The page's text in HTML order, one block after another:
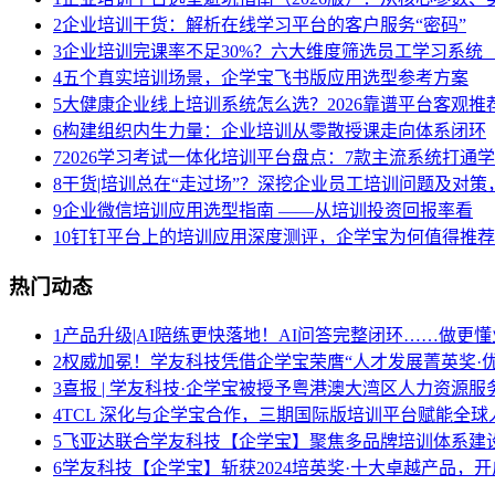
2企业培训干货：解析在线学习平台的客户服务“密码”
3企业培训完课率不足30%？六大维度筛选员工学习系统
4五个真实培训场景，企学宝飞书版应用选型参考方案
5大健康企业线上培训系统怎么选？2026靠谱平台客观推
6构建组织内生力量：企业培训从零散授课走向体系闭环
72026学习考试一体化培训平台盘点：7款主流系统打通
8干货|培训总在“走过场”？深挖企业员工培训问题及对
9企业微信培训应用选型指南 ——从培训投资回报率看
10钉钉平台上的培训应用深度测评，企学宝为何值得推
热门动态
1 产品升级|AI陪练更快落地！AI问答完整闭环……做更
2权威加冕！学友科技凭借企学宝荣膺“人才发展菁英奖
3喜报 | 学友科技·企学宝被授予粤港澳大湾区人力资源
4TCL 深化与企学宝合作，三期国际版培训平台赋能全球
5飞亚达联合学友科技【企学宝】聚焦多品牌培训体系建
6学友科技【企学宝】斩获2024培英奖·十大卓越产品，